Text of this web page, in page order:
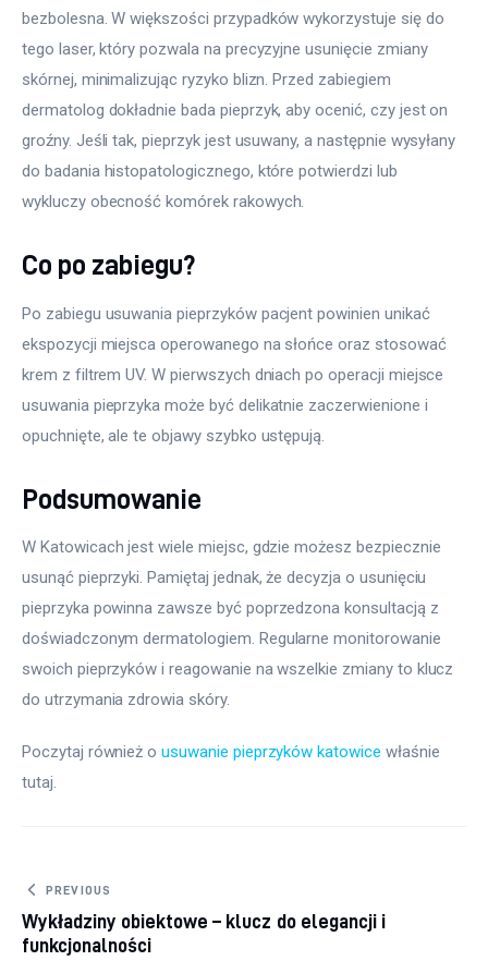
bezbolesna. W większości przypadków wykorzystuje się do
tego laser, który pozwala na precyzyjne usunięcie zmiany
skórnej, minimalizując ryzyko blizn. Przed zabiegiem
dermatolog dokładnie bada pieprzyk, aby ocenić, czy jest on
groźny. Jeśli tak, pieprzyk jest usuwany, a następnie wysyłany
do badania histopatologicznego, które potwierdzi lub
wykluczy obecność komórek rakowych.
Co po zabiegu?
Po zabiegu usuwania pieprzyków pacjent powinien unikać
ekspozycji miejsca operowanego na słońce oraz stosować
krem z filtrem UV. W pierwszych dniach po operacji miejsce
usuwania pieprzyka może być delikatnie zaczerwienione i
opuchnięte, ale te objawy szybko ustępują.
Podsumowanie
W Katowicach jest wiele miejsc, gdzie możesz bezpiecznie
usunąć pieprzyki. Pamiętaj jednak, że decyzja o usunięciu
pieprzyka powinna zawsze być poprzedzona konsultacją z
doświadczonym dermatologiem. Regularne monitorowanie
swoich pieprzyków i reagowanie na wszelkie zmiany to klucz
do utrzymania zdrowia skóry.
Poczytaj również o usuwanie pieprzyków katowice właśnie
tutaj.
Nawigacja wpisu
PREVIOUS
Wykładziny obiektowe – klucz do elegancji i
funkcjonalności